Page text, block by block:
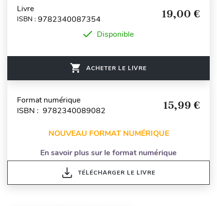
Livre
ISBN : 9782340087354 19,00 €
Disponible
ACHETER LE LIVRE
Format numérique
ISBN : 9782340089082
15,99 €
NOUVEAU FORMAT NUMÉRIQUE
En savoir plus sur le format numérique
TÉLÉCHARGER LE LIVRE